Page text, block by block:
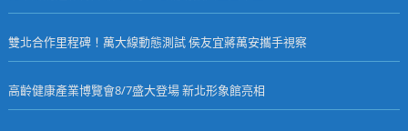
雙北合作里程碑！萬大線動態測試 侯友宜蔣萬安攜手視察
高齡健康產業博覽會8/7盛大登場 新北形象館亮相